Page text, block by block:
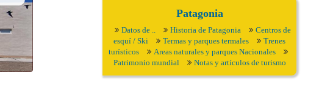
Patagonia
Datos de .. Historia de Patagonia
Centros de
esquí / Ski
Termas y parques termales
Trenes
turísticos
Areas naturales y parques Nacionales
Patrimonio mundial
Notas y artículos de turismo